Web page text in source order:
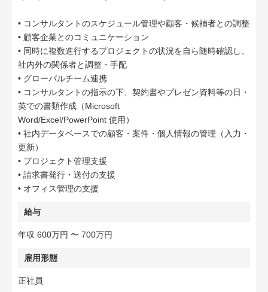
• コンサルタントのスケジュール管理や顧客・候補者との調整
• 顧客企業とのコミュニケーション
• 同時に複数進行するプロジェクトの状況を自ら随時確認し、
社内外の関係者と調整・手配
• グローバルチーム連携
• コンサルタントの指示の下、契約書やプレゼン資料等の日・
英での書類作成（Microsoft
Word/Excel/PowerPoint 使用）
• 社内データベースでの顧客・案件・個人情報の管理（入力・
更新）
• プロジェクト管理支援
• 請求書発行・送付の支援
• オフィス管理の支援
給与
年収 600万円 〜 700万円
雇用形態
正社員